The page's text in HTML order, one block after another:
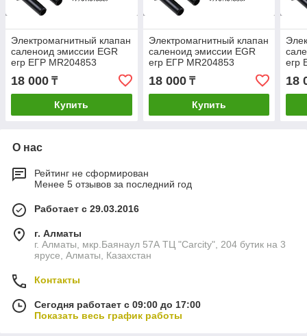
Электромагнитный клапан
саленоид эмиссии EGR
егр ЕГР MR204853
монтеро спорт паджеро
митсубиси mitsubishi
pajero montero sport
18 000 ₸
Купить
Электромагнитный клапан
саленоид эмиссии EGR
егр ЕГР MR204853
монтеро спорт паджеро
митсубиси mitsubishi
pajero montero sport
18 000₸
Купить
егр
18
О нас
Рейтинг не сформирован
Менее 5 отзывов за последний год
Работает с 29.03.2016
г. Алматы
г. Алматы, мкр.Баянаул 57А ТЦ "Carcity", 204 бутик на 3
ярусе, Алматы, Казахстан
Контакты
Сегодня работает с 09:00 до 17:00
Показать весь график работы